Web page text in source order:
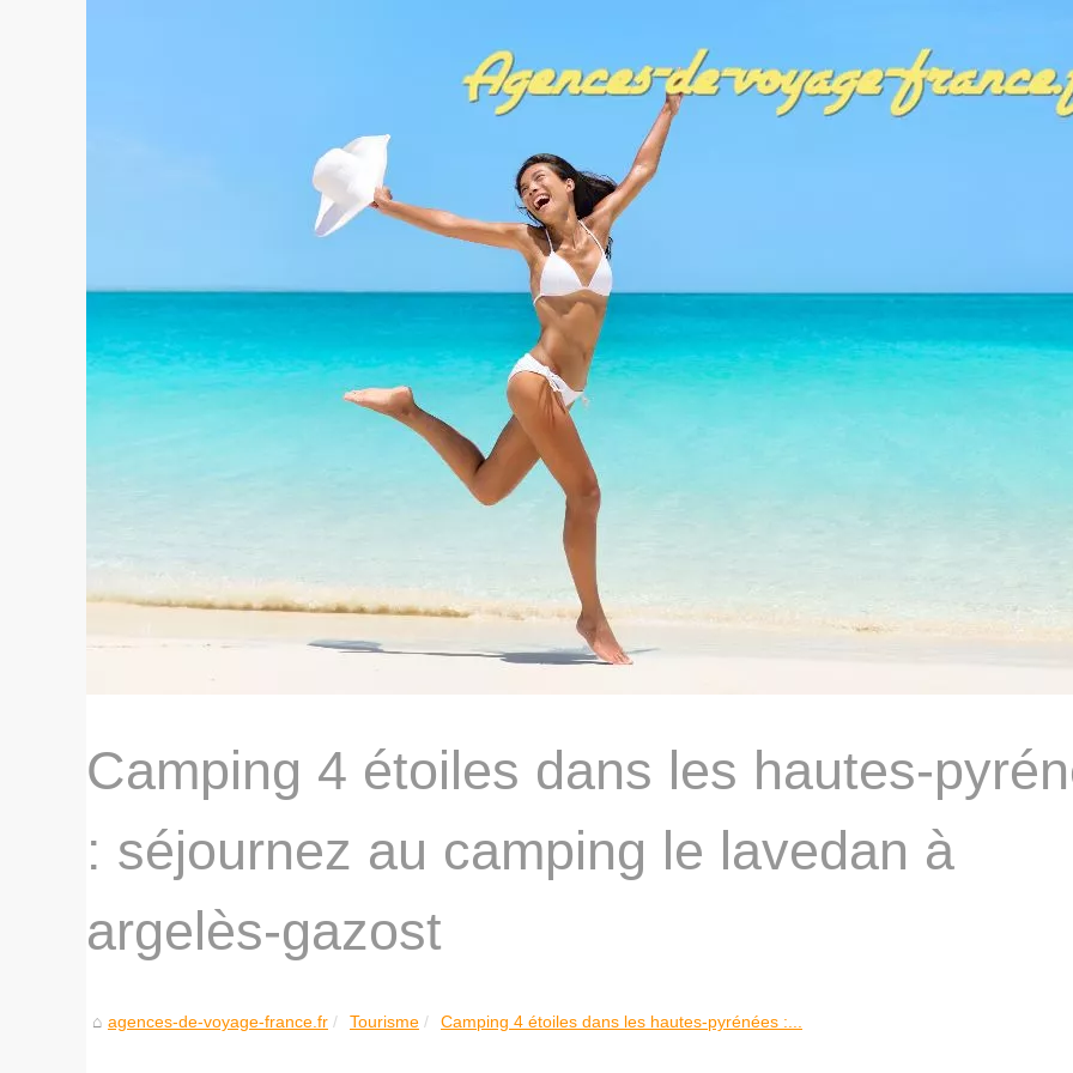
Camping 4 étoiles dans les hautes-
: séjournez au camping le lavedan à
argelès-gazost
agences-de-voyage-france.fr Tourisme Camping 4 étoiles dans les hautes-pyrénées :...